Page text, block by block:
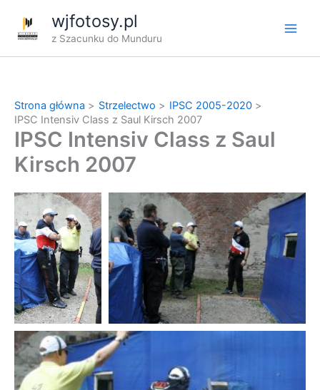
treści
wjfotosy.pl
z Szacunku do Munduru
Strona główna Strzelectwo
IPSC 2005-2020
IPSC Intensiv Class z Saul Kirsch 2007
IPSC Intensiv Class z Saul
Kirsch 2007